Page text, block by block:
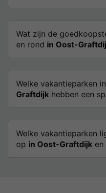
Wat zijn de
en rond in Oost-
Welke vakantieparken
Graftdijk hebben een
Welke vakantieparken
op in Oost-Graftdijk